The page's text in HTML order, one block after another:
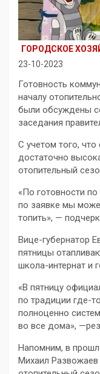
ГОРОДСКОЕ
23-10-2023
Готовность
началу
были обсуждены
заседания
С учетом того, что
достаточно
отопительный
«По готовности
по заявке мы
топить», —
Вице-губернатор
пятницы
школа-интернат и
«В пятницу
по традиции где-
полноценно
во все дома»,
Напомним, в
Михаил Развожаев